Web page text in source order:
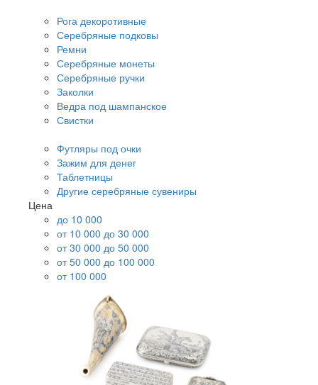
Рога декоротивные
Серебряные подковы
Ремни
Серебряные монеты
Серебряные ручки
Заколки
Ведра под шампанское
Свистки
Футляры под очки
Зажим для денег
Таблетницы
Другие серебряные сувениры
Цена
до 10 000
от 10 000 до 30 000
от 30 000 до 50 000
от 50 000 до 100 000
от 100 000